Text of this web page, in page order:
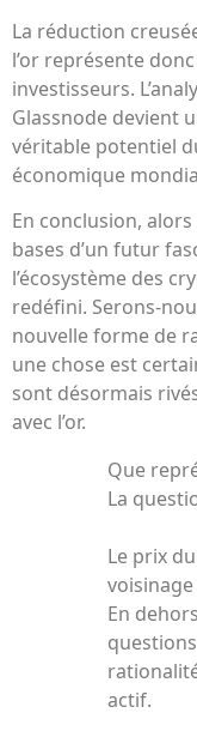
La réduction
l’or représente
investisseurs.
Glassnode devient
véritable potentiel
économique
En conclusion,
bases d’un futur
l’écosystème des
redéfini. Serons-
nouvelle forme de
une chose est
sont désormais
avec l’or.
Que
La
Le prix
voisinage
En
actif.